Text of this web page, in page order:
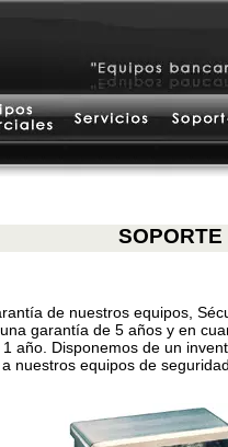
de nuestros equipos,
garantía de 5 años y en
año. Disponemos de un
nuestros equipos de
SOPORTE